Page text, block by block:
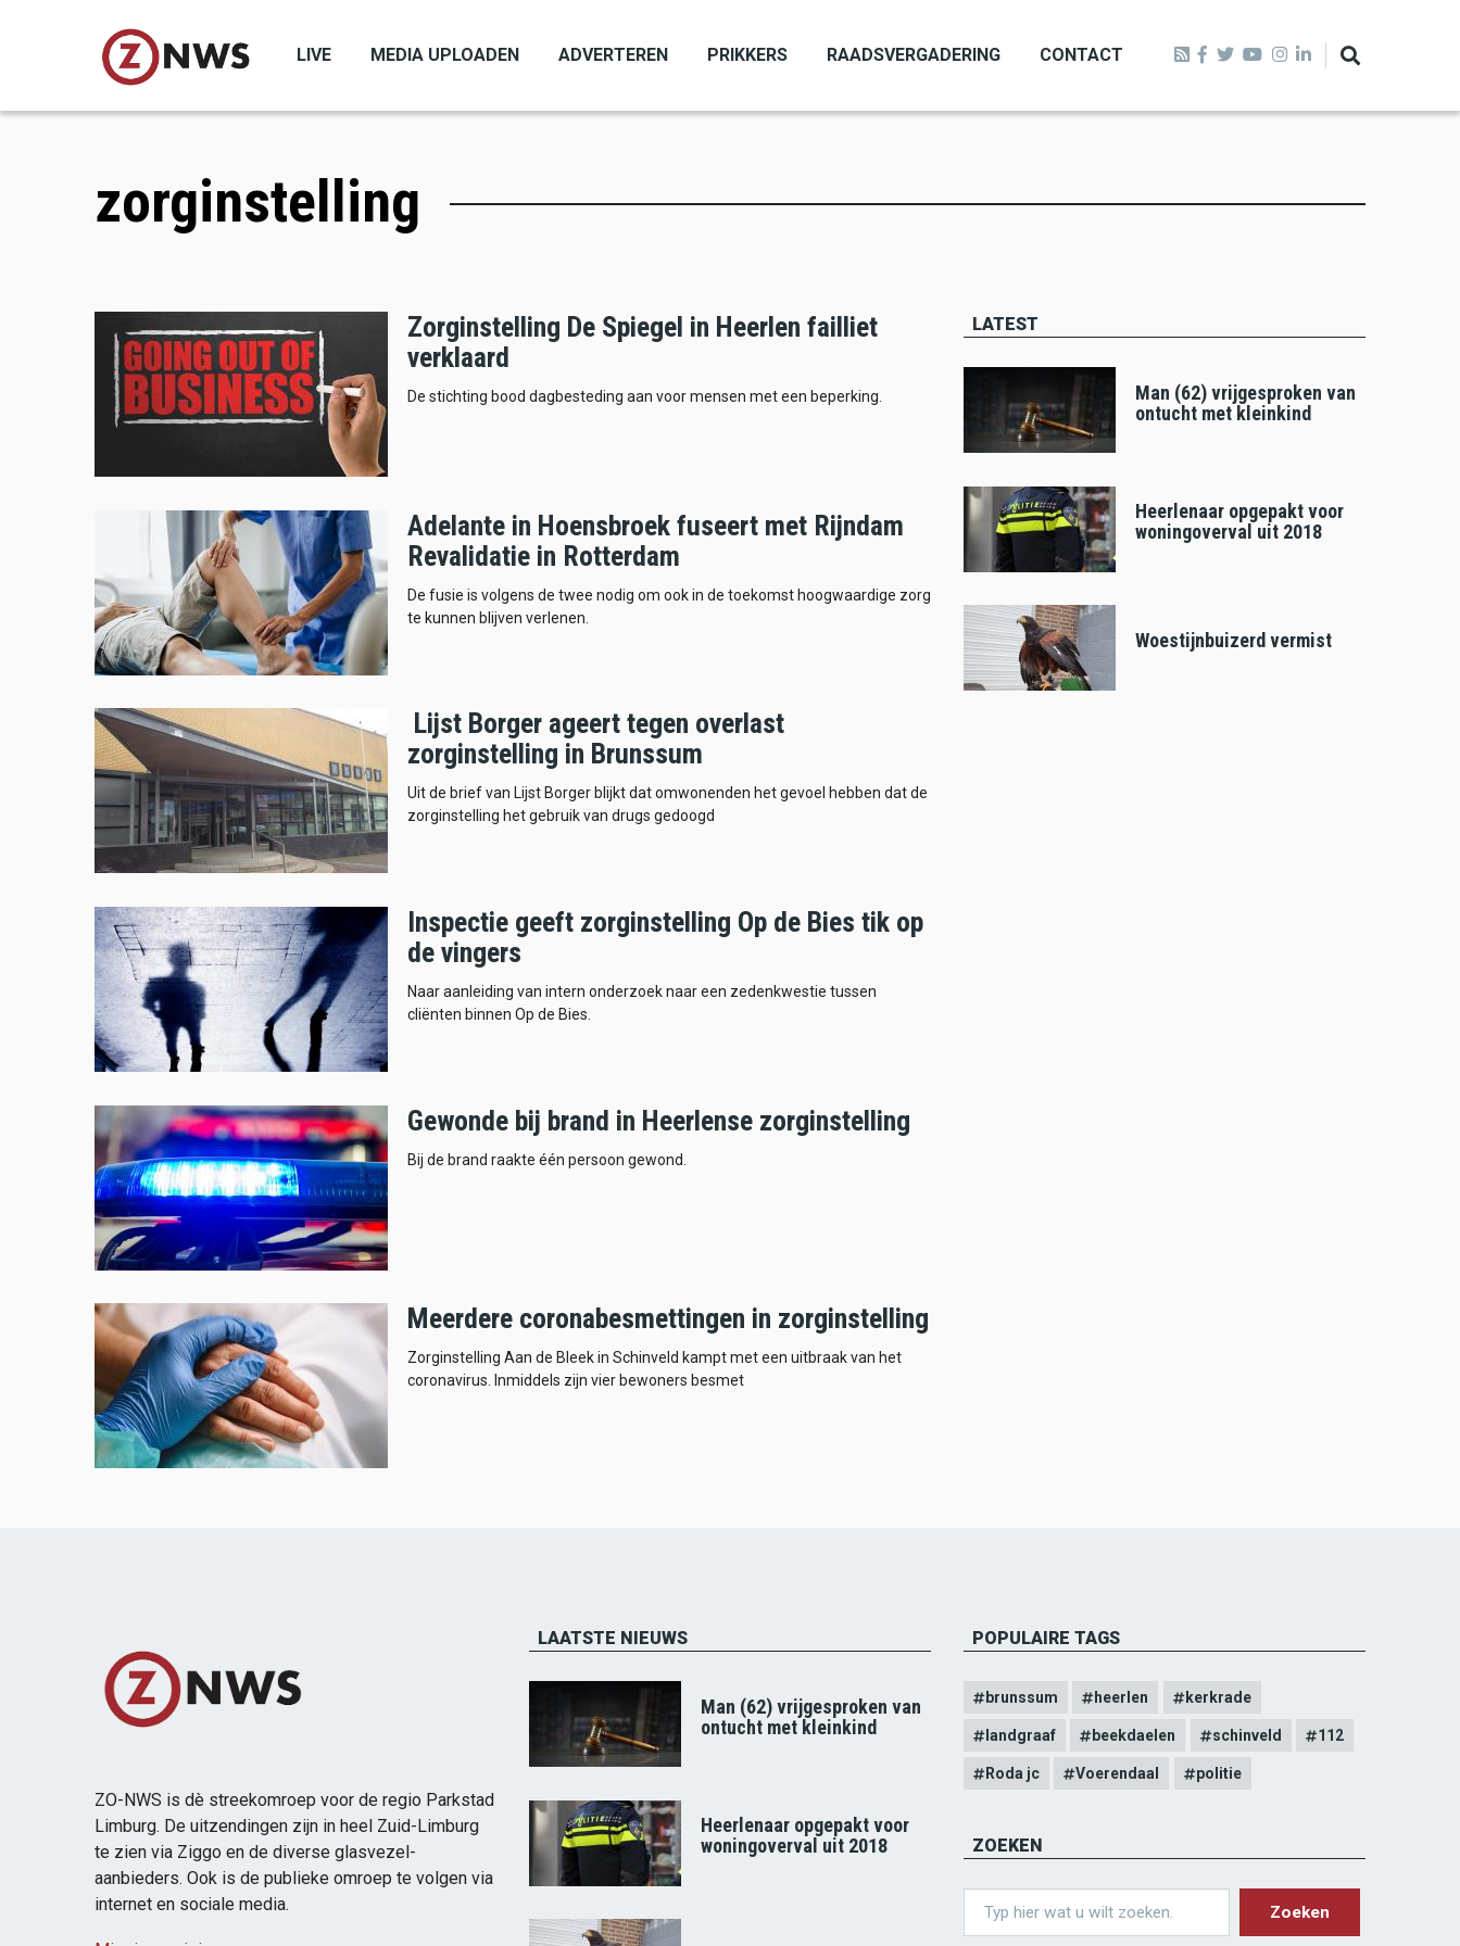
LIVE MEDIA UPLOADEN ADVERTEREN PRIKKERS RAADSVERGADERING CONTACT
zorginstelling
Zorginstelling De Spiegel in Heerlen failliet
verklaard
De stichting bood dagbesteding aan voor mensen met een beperking.
Adelante in Hoensbroek fuseert met Rijndam
Revalidatie in Rotterdam
De fusie is volgens de twee nodig om ook in de toekomst hoogwaardige zorg
te kunnen blijven verlenen.
Lijst Borger ageert tegen overlast
zorginstelling in Brunssum
Uit de brief van Lijst Borger blijkt dat omwonenden het gevoel hebben dat de
zorginstelling het gebruik van drugs gedoogd
Inspectie geeft zorginstelling Op de Bies tik op
de vingers
Naar aanleiding van intern onderzoek naar een zedenkwestie tussen
cliënten binnen Op de Bies.
Gewonde bij brand in Heerlense zorginstelling
Bij de brand raakte één persoon gewond.
Meerdere coronabesmettingen in zorginstelling
Zorginstelling Aan de Bleek in Schinveld kampt met een uitbraak van het
coronavirus. Inmiddels zijn vier bewoners besmet
LATEST
Man (62) vrijgesproken van
ontucht met kleinkind
Heerlenaar opgepakt voor
woningoverval uit 2018
Woestijnbuizerd vermist
ZO-NWS is dè streekomroep voor de regio Parkstad
Limburg. De uitzendingen zijn in heel Zuid-Limburg
te zien via Ziggo en de diverse glasvezel-
aanbieders. Ook is de publieke omroep te volgen via
internet en sociale media.
LAATSTE NIEUWS
Man (62) vrijgesproken van
ontucht met kleinkind
Heerlenaar opgepakt voor
woningoverval uit 2018
POPULAIRE TAGS
brunssum heerlen kerkrade
landgraaf beekdaelen schinveld 112
Roda jc Voerendaal politie
ZOEKEN